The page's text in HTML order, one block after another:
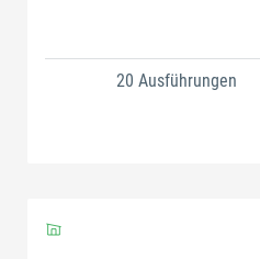
20 Ausführungen